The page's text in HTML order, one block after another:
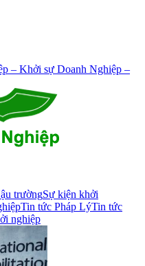
– Khởi sự Doanh Nghiệp –
trườngSự kiện khởi
Tin tức Pháp LýTin tức
nghiệp